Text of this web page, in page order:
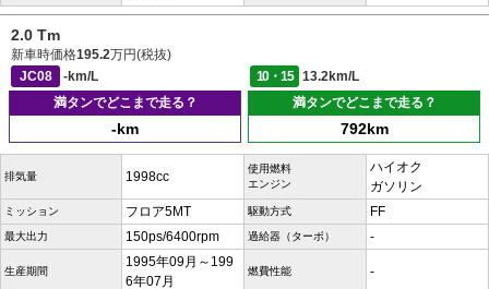
2.0 Tm
新車時価格195.2万円(税抜)
JC08
-km/L 10・15
13.2km/L
満タンでどこまで走る？
-km
満タンでどこまで走る？
792km
排気量 1998cc
使用燃料
エンジン
ハイオク
ガソリン
ミッション フロア5MT 駆動方式 FF
最大出力 150ps/6400rpm 過給器（ターボ） -
生産期間
1995年09月～199
6年07月
燃費性能 -